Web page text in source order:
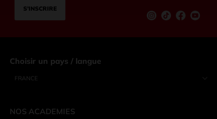
S’INSCRIRE
Choisir un pays / langue
FRANCE
NOS ACADEMIES